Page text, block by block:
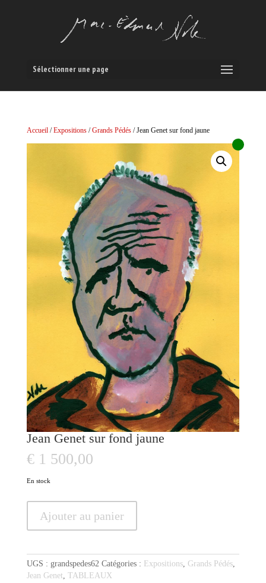
Sélectionner une page
Accueil/Expositions/Grands Pédés/ Jean Genet sur fond jaune
Jean Genet sur fond jaune
€1 500,00
En stock
Jean
sur
fond
jaune
Ajouter au panier
UGS : grandspedes62 Catégories : Expositions, Grands Pédés,
Jean Genet, TABLEAUX